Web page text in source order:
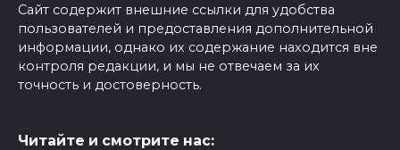
Сайт содержит внешние ссылки для удобства
пользователей и предоставления дополнительной
информации, однако их содержание находится вне
контроля редакции, и мы не отвечаем за их
точность и достоверность.
Читайте и смотрите нас: